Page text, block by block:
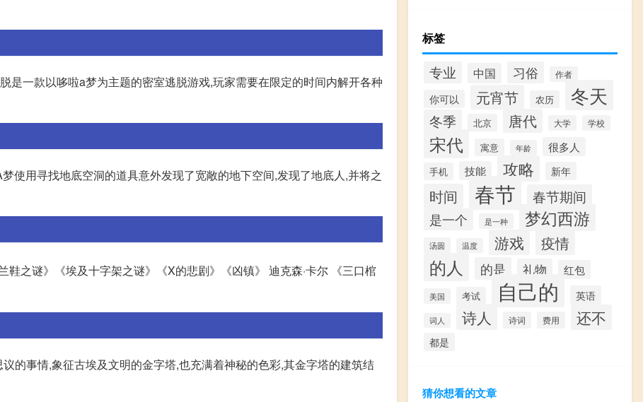
是一款以哆啦a梦为主题的密室逃脱游戏,玩家需要在限定的时间内解开各种
使用寻找地底空洞的道具意外发现了宽敞的地下空间,发现了地底人,并将之
鞋之谜》《埃及十字架之谜》《X的悲剧》《凶镇》 迪克森·卡尔 《三口棺
的事情,象征古埃及文明的金字塔,也充满着神秘的色彩,其金字塔的建筑结
标签
专业 中国 习俗 作者
你可以 元宵节 农历 冬天
冬季 北京 唐代 大学 学校
宋代 寓意 年龄 很多人
手机 技能 攻略 新年
时间 春节 春节期间
是一个 是一种 梦幻西游
汤圆 温度 游戏 疫情
的人 的是 礼物 红包
美国 考试 自己的 英语
词人 诗人 诗词 费用 还不
都是
猜你想看的文章